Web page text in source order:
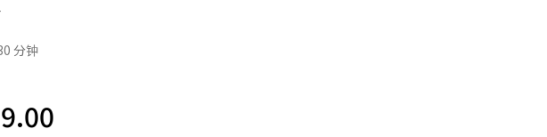
分钟